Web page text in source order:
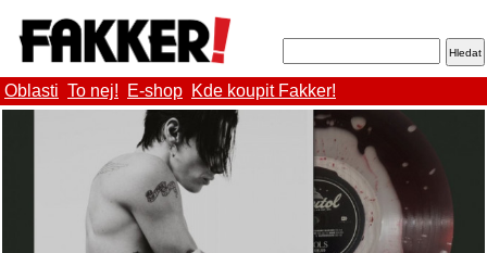
Oblasti To nej! E-shop Kde koupit Fakker!